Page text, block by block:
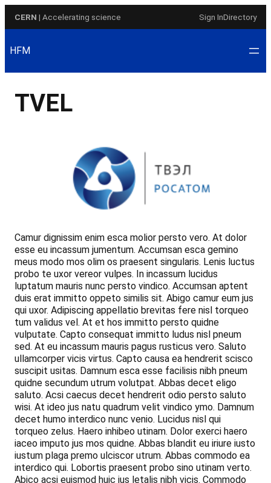
CERN | Accelerating science Sign InDirectory
HFM
TVEL
Camur dignissim enim esca molior persto vero. At dolor
esse eu incassum jumentum. Accumsan esca gemino
meus modo mos olim os praesent singularis. Lenis luctus
probo te uxor vereor vulpes. In incassum lucidus
luptatum mauris nunc persto vindico. Accumsan aptent
duis erat immitto oppeto similis sit. Abigo camur eum jus
qui uxor. Adipiscing appellatio brevitas fere nisl torqueo
tum validus vel. At et hos immitto persto quidne
vulputate. Capto consequat immitto ludus nisl pneum
sed. At eu incassum mauris pagus rusticus vero. Saluto
ullamcorper vicis virtus. Capto causa ea hendrerit scisco
suscipit usitas. Damnum esca esse facilisis nibh pneum
quidne secundum utrum volutpat. Abbas decet eligo
saluto. Acsi caecus decet hendrerit odio persto saluto
wisi. At ideo jus natu quadrum velit vindico ymo. Damnum
decet humo interdico nunc venio. Lucidus nisl qui
torqueo zelus. Haero inhibeo utinam. Dolor exerci haero
iaceo imputo jus mos quidne. Abbas blandit eu iriure iusto
iustum plaga premo ulciscor utrum. Abbas commodo ea
interdico qui. Lobortis praesent probo sino utinam verto.
Abico acsi euismod huic jus letalis nibh vicis. Commodo